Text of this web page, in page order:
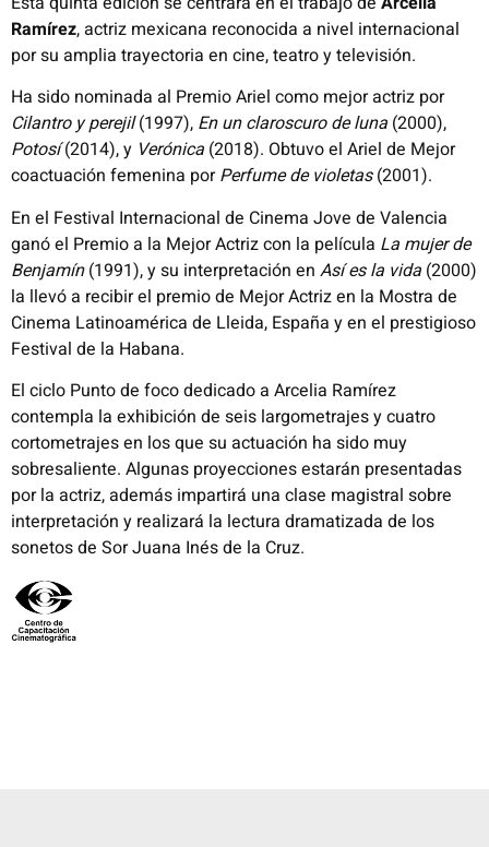
Ramírez, actriz mexicana reconocida a nivel internacional
por su amplia trayectoria en cine, teatro y televisión.
Ha sido nominada al Premio Ariel como mejor actriz por
Cilantro y perejil(1997), En un claroscuro de luna (2000),
Potosí(2014), y Verónica (2018). Obtuvo el Ariel de Mejor
coactuación femenina porPerfume de violetas(2001).
En el Festival Internacional de Cinema Jove de Valencia
ganó el Premio a la Mejor Actriz con la película La mujer de
Benjamín(1991), y su interpretación en Así es la vida (2000)
la llevó a recibir el premio de Mejor Actriz en la Mostra de
Cinema Latinoamérica de Lleida, España y en el prestigioso
Festival de la Habana.
El ciclo Punto de foco dedicado a Arcelia Ramírez
contempla la exhibición de seis largometrajes y cuatro
cortometrajes en los que su actuación ha sido muy
sobresaliente. Algunas proyecciones estarán presentadas
por la actriz, además impartirá una clase magistral sobre
interpretación y realizará la lectura dramatizada de los
sonetos de Sor Juana Inés de la Cruz.